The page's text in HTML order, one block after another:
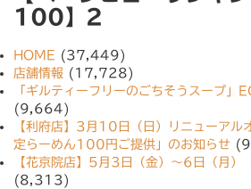
100】2
HOME (37,449)
店舗情報 (17,728)
「ギルティーフリーのごちそうスープ」
(9,664)
【利府店】3月10日（日）リニューア
定らーめん100円ご提供」のお知らせ
【花京院店】5月3日（金）〜6日（月）
(8,313)